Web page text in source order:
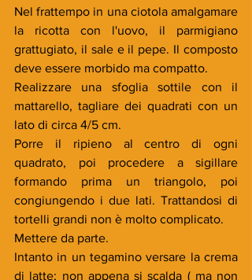
Nel frattempo in una ciotola amalgamare
la ricotta con l'uovo, il parmigiano
grattugiato, il sale e il pepe. Il composto
deve essere morbido ma compatto.
Realizzare una sfoglia sottile con il
mattarello, tagliare dei quadrati con un
lato di circa 4/5 cm.
Porre il ripieno al centro di ogni
quadrato, poi procedere a sigillare
formando prima un triangolo, poi
congiungendo i due lati. Trattandosi di
tortelli grandi non è molto complicato.
Mettere da parte.
Intanto in un tegamino versare la crema
di latte; non appena si scalda ( ma non